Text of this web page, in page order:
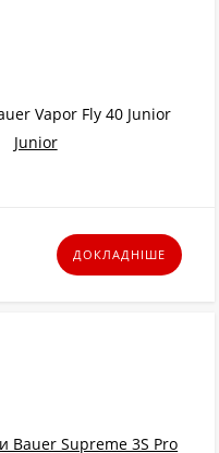
Vapor Fly 40 Junior
ДОКЛАДНІШЕ